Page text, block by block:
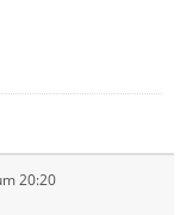
20:20